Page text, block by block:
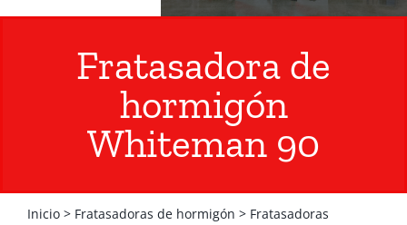
INICIO
PRODUCTOS
OCASIÓN
ALQUILER
Fratasadora de
hormigón
Whiteman 90
Inicio> Fratasadoras de hormigón > Fratasadoras